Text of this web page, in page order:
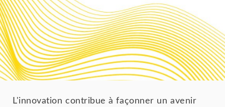
L'innovation contribue à façonner un avenir